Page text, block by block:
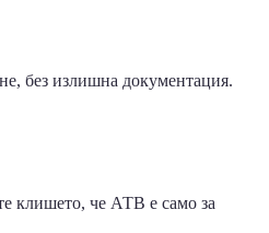
без излишна документация.
клишето, че АТВ е само за